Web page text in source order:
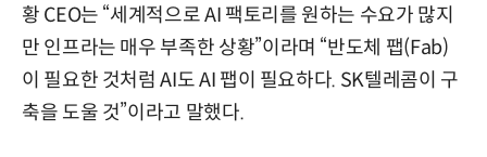
황 CEO는 “세계적으로 AI 팩토리를 원하는 수요가 많지
만 인프라는 매우 부족한 상황”이라며 “반도체 팹(Fab)
이 필요한 것처럼 AI도 AI 팹이 필요하다. SK텔레콤이 구
축을 도울 것”이라고 말했다.